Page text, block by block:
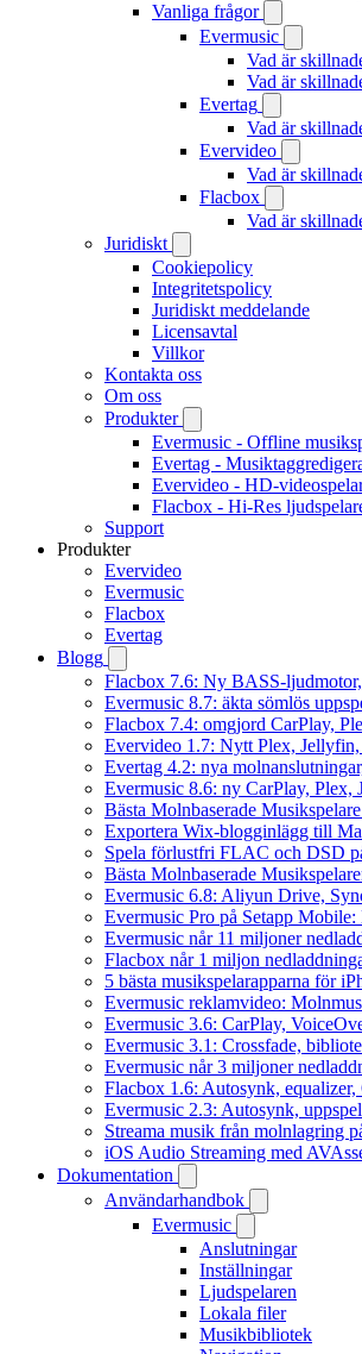
Vanliga frågor
Evermusic
Vad är
Vad är
Evertag
Vad är
Evervideo
Vad är
Flacbox
Vad är
Juridiskt
Cookiepolicy
Integritetspolicy
Juridiskt meddelande
Licensavtal
Villkor
Kontakta oss
Om oss
Produkter
Evermusic - Offline
Evertag -
Evervideo - HD-
Flacbox - Hi-Res
Support
Produkter
Evervideo
Evermusic
Flacbox
Evertag
Blogg
Flacbox 7.6: Ny BASS-
Evermusic 8.7: äkta sömlös
Flacbox 7.4: omgjord CarPlay,
Evervideo 1.7: Nytt Plex,
Evertag 4.2: nya
Evermusic 8.6: ny CarPlay,
Bästa Molnbaserade
Exportera Wix-blogginlägg till
Spela förlustfri FLAC och DSD
Bästa Molnbaserade
Evermusic 6.8: Aliyun Drive,
Evermusic Pro på Setapp
Evermusic når 11 miljoner
Flacbox når 1 miljon
5 bästa musikspelarapparna för
Evermusic reklamvideo:
Evermusic 3.6: CarPlay,
Evermusic 3.1: Crossfade,
Evermusic når 3 miljoner
Flacbox 1.6: Autosynk, equalizer,
Evermusic 2.3: Autosynk,
Streama musik från molnlagring
iOS Audio Streaming med
Dokumentation
Användarhandbok
Evermusic
Anslutningar
Inställningar
Ljudspelaren
Lokala filer
Musikbibliotek